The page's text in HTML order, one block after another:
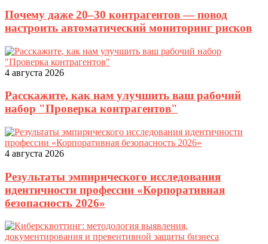
Почему даже 20–30 контрагентов — повод
настроить автоматический мониторинг рисков
4 августа 2026
Расскажите, как нам улучшить ваш рабочий
набор "Проверка контрагентов"
4 августа 2026
Результаты эмпирического исследования
идентичности профессии «Корпоративная
безопасность 2026»